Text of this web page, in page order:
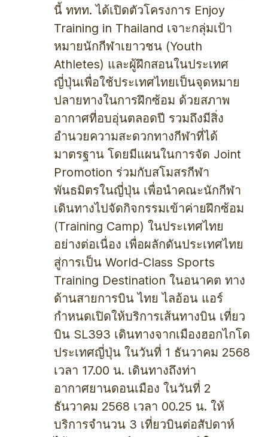
นี้ ททท. ได้เปิดตัวโครงการ Enjoy
Training in Thailand เจาะกลุ่มเป้า
หมายนักกีฬาเยาวชน (Youth
Athletes) และผู้ฝึกสอนในประเทศ
ญี่ปุ่นเพื่อใช้ประเทศไทยเป็นจุดหมาย
ปลายทางในการฝึกซ้อม ด้วยสภาพ
อากาศที่อบอุ่นตลอดปี รวมถึงมีสิ่ง
อำนวยความสะดวกทางกีฬาที่ได้
มาตรฐาน โดยมีแผนในการจัด Joint
Promotion ร่วมกับสโมสรกีฬา
พันธมิตรในญี่ปุ่น เพื่อนำคณะนักกีฬา
เดินทางไปจัดกิจกรรมเข้าค่ายฝึกซ้อม
(Training Camp) ในประเทศไทย
อย่างต่อเนื่อง เพื่อผลักดันประเทศไทย
สู่การเป็น World-Class Sports
Training Destination ในอนาคต ทาง
ด้านสายการบิน ไทย ไลอ้อน แอร์
กำหนดเปิดให้บริการเส้นทางบิน เที่ยว
บิน SL393 เดินทางจากเมืองฮอกไกโด
ประเทศญี่ปุ่น ในวันที่ 1 ธันวาคม 2568
เวลา 17.00 น. เดินทางถึงท่า
อากาศยานดอนเมือง ในวันที่ 2
ธันวาคม 2568 เวลา 00.25 น. ให้
บริการจำนวน 3 เที่ยวบินต่อสัปดาห์